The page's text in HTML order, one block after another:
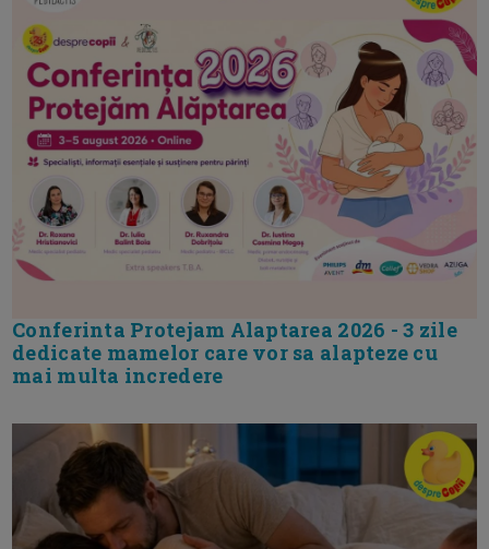
Conferinta Protejam Alaptarea 2026 - 3 zile
dedicate mamelor care vor sa alapteze cu
mai multa incredere